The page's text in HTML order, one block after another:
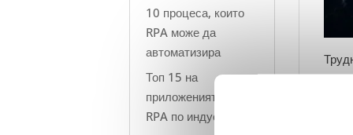
10 процеса, които
RPA може да
автоматизира
Топ 15 на
приложенията на
RPA по индустрии